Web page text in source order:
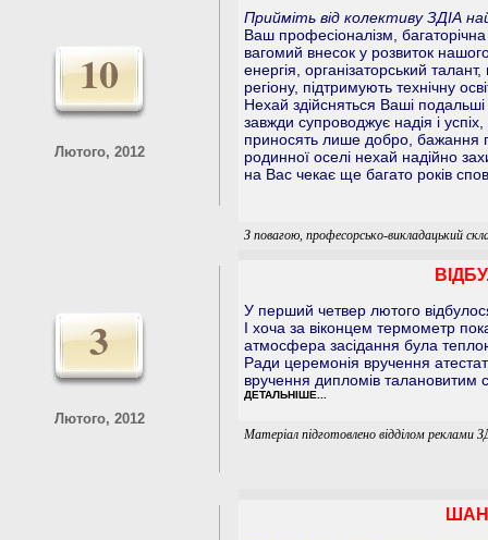
10
Лютого, 2012
Прийміть від колективу ЗДІА
Ваш професіоналізм,
вагомий внесок у розвиток
енергія, організаторський
регіону, підтримують технічну
Нехай здійсняться Ваші
завжди супроводжує надія і
приносять лише добро, бажання
родинної оселі нехай надійно
на Вас чекає ще багато років
З повагою, професорсько-викладацький
3
Лютого, 2012
У перший четвер лютого
І хоча за віконцем термометр
атмосфера засідання була
Ради церемонія вручення
вручення дипломів талановитим
ДЕТАЛЬНІШЕ...
Матеріал підготовлено відділом реклами